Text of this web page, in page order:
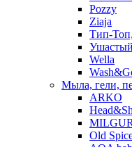
Pozzy
Ziaja
Тип-
Wella
Мыла, гели,
ARKO
Old